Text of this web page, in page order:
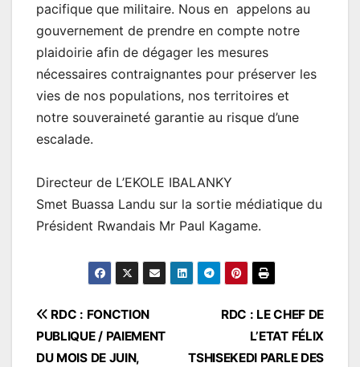
pacifique que militaire. Nous en appelons au
gouvernement de prendre en compte notre
plaidoirie afin de dégager les mesures
nécessaires contraignantes pour préserver les
vies de nos populations, nos territoires et
notre souveraineté garantie au risque d’une
escalade.
Directeur de L’EKOLE IBALANKY
Smet Buassa Landu sur la sortie médiatique du
Président Rwandais Mr Paul Kagame.
Navigation
de
RDC : LE CHEF DE
L’ETAT FÉLIX
TSHISEKEDI PARLE DES
RDC : FONCTION
PUBLIQUE / PAIEMENT
DU MOIS DE JUIN,